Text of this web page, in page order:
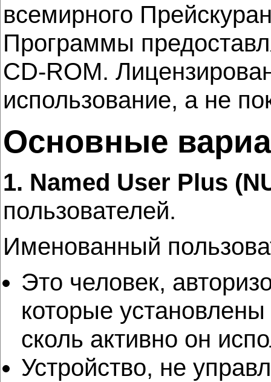
всемирного
Программы
CD-ROM.
использование, а не
Основные
1. Named User Plus
пользователей.
Именованный
Это человек,
которые
cколь активно он
Устройство, не